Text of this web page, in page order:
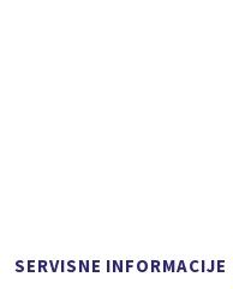
SERVISNE INFORMACIJE